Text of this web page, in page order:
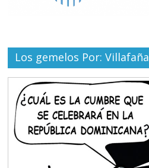
Los gemelos Por: Villafaña